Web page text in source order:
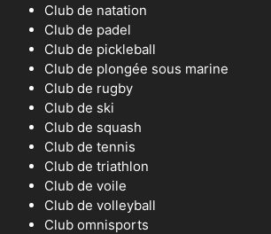
Club de natation
Club de padel
Club de pickleball
Club de plongée sous marine
Club de rugby
Club de ski
Club de squash
Club de tennis
Club de triathlon
Club de voile
Club de volleyball
Club omnisports